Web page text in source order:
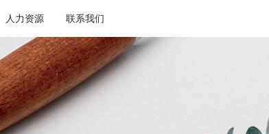
人力资源 联系我们